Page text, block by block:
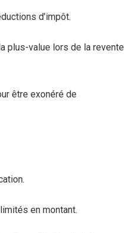
d’impôt.
plus-value lors de la revente
être exonéré de
en montant.